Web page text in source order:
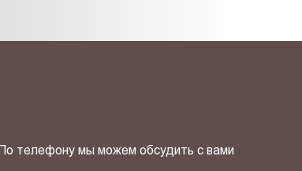
телефону мы можем обсудить с вами